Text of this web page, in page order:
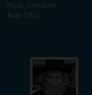
Nous contacter
Aide (FAQ)